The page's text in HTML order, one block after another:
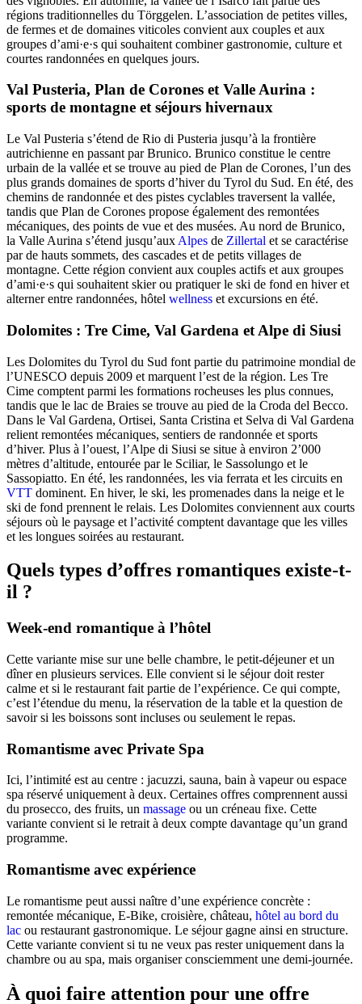
régions traditionnelles du Törggelen. L’association de petites villes,
de fermes et de domaines viticoles convient aux couples et aux
groupes d’ami·e·s qui souhaitent combiner gastronomie, culture et
courtes randonnées en quelques jours.
Val Pusteria, Plan de Corones et Valle Aurina :
sports de montagne et séjours hivernaux
Le Val Pusteria s’étend de Rio di Pusteria jusqu’à la frontière
autrichienne en passant par Brunico. Brunico constitue le centre
urbain de la vallée et se trouve au pied de Plan de Corones, l’un des
plus grands domaines de sports d’hiver du Tyrol du Sud. En été, des
chemins de randonnée et des pistes cyclables traversent la vallée,
tandis que Plan de Corones propose également des remontées
mécaniques, des points de vue et des musées. Au nord de Brunico,
la Valle Aurina s’étend jusqu’aux Alpes de Zillertal et se caractérise
par de hauts sommets, des cascades et de petits villages de
montagne. Cette région convient aux couples actifs et aux groupes
d’ami·e·s qui souhaitent skier ou pratiquer le ski de fond en hiver et
alterner entre randonnées, hôtel wellness et excursions en été.
Dolomites : Tre Cime, Val Gardena et Alpe di Siusi
Les Dolomites du Tyrol du Sud font partie du patrimoine mondial de
l’UNESCO depuis 2009 et marquent l’est de la région. Les Tre
Cime comptent parmi les formations rocheuses les plus connues,
tandis que le lac de Braies se trouve au pied de la Croda del Becco.
Dans le Val Gardena, Ortisei, Santa Cristina et Selva di Val Gardena
relient remontées mécaniques, sentiers de randonnée et sports
d’hiver. Plus à l’ouest, l’Alpe di Siusi se situe à environ 2’000
mètres d’altitude, entourée par le Sciliar, le Sassolungo et le
Sassopiatto. En été, les randonnées, les via ferrata et les circuits en
VTT dominent. En hiver, le ski, les promenades dans la neige et le
ski de fond prennent le relais. Les Dolomites conviennent aux courts
séjours où le paysage et l’activité comptent davantage que les villes
et les longues soirées au restaurant.
Quels types d’offres romantiques existe-t-
il ?
Week-end romantique à l’hôtel
Cette variante mise sur une belle chambre, le petit-déjeuner et un
dîner en plusieurs services. Elle convient si le séjour doit rester
calme et si le restaurant fait partie de l’expérience. Ce qui compte,
c’est l’étendue du menu, la réservation de la table et la question de
savoir si les boissons sont incluses ou seulement le repas.
Romantisme avec Private Spa
Ici, l’intimité est au centre : jacuzzi, sauna, bain à vapeur ou espace
spa réservé uniquement à deux. Certaines offres comprennent aussi
du prosecco, des fruits, un massage ou un créneau fixe. Cette
variante convient si le retrait à deux compte davantage qu’un grand
programme.
Romantisme avec expérience
Le romantisme peut aussi naître d’une expérience concrète :
remontée mécanique, E-Bike, croisière, château, hôtel au bord du
lac ou restaurant gastronomique. Le séjour gagne ainsi en structure.
Cette variante convient si tu ne veux pas rester uniquement dans la
chambre ou au spa, mais organiser consciemment une demi-journée.
À quoi faire attention pour une offre